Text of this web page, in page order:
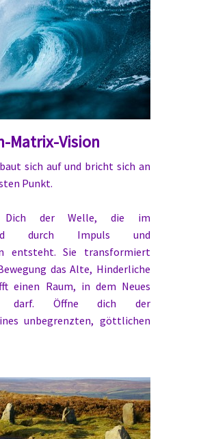
Matrix-Vision
sich auf und bricht sich an
Punkt.
Dich der Welle, die im
durch Impuls und
entsteht. Sie transformiert
das Alte, Hinderliche
einen Raum, in dem Neues
darf. Öffne dich der
unbegrenzten, göttlichen